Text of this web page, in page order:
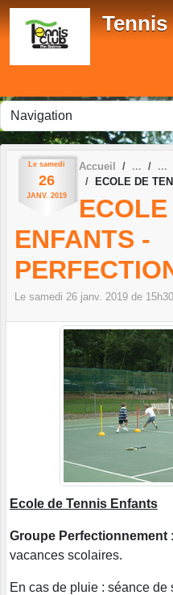
Le samedi
26
JANV. 2019
Accueil
ECOLE DE
ENFANTS -
Le samedi 26 janv. 2019 de
Ecole de Tennis Enfants
Groupe Perfectionnement
vacances scolaires.
En cas de pluie : séance
Panneau de gestion des